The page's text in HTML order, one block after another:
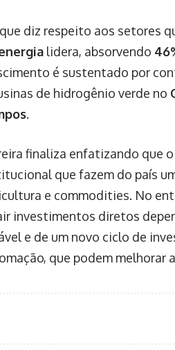
diz respeito aos setores
lidera, absorvendo
é sustentado por
de hidrogênio verde no
.
finaliza enfatizando que
que fazem do país
e commodities. No
investimentos diretos
e de um novo ciclo de
que podem melhorar